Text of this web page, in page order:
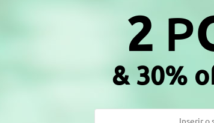
tempo de processamento
2 P
& 30%